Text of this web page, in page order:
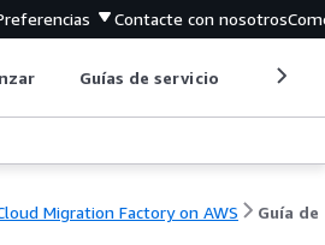
Contacte con nosotros
Guías de servicio
Migration Factory on AWS